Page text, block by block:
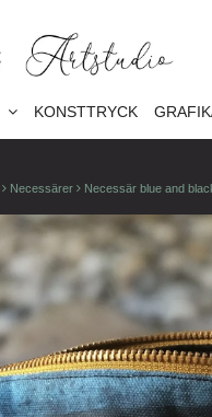
Necessärer Necessär blue and
KONSTTRYCK